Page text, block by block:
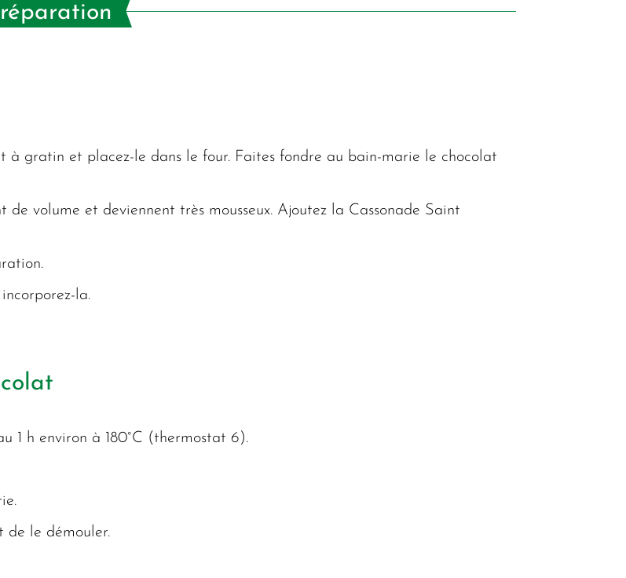
à gratin et placez-le dans le four. Faites fondre au bain-marie le chocolat
volume et deviennent très mousseux. Ajoutez la Cassonade Saint
la.
1 h environ à 180°C (thermostat 6).
le démouler.